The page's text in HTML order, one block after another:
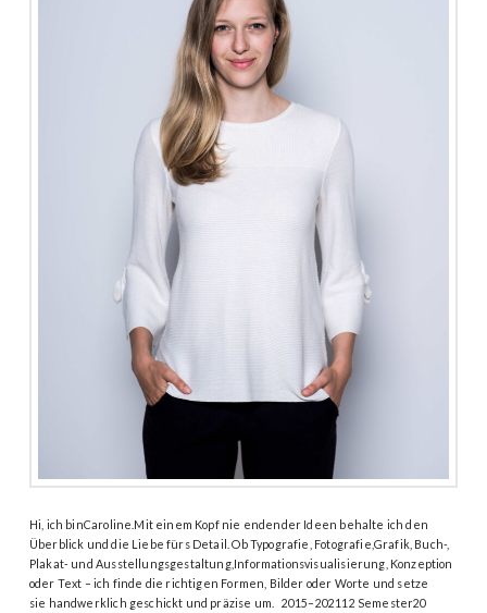
Hi, ich binCaroline.Mit einem Kopf nie endender Ideen behalte ich den
Überblick und die Liebe fürs Detail. Ob Typografie, Fotografie,Grafik, Buch-,
Plakat- und Ausstellungsgestaltung,Informationsvisualisierung, Konzeption
oder Text – ich finde die richtigen Formen, Bilder oder Worte und setze
sie handwerklich geschickt und präzise um. 2015–202112 Semester20